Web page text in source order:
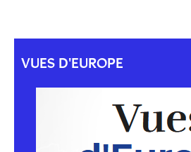
VUES D'EUROPE